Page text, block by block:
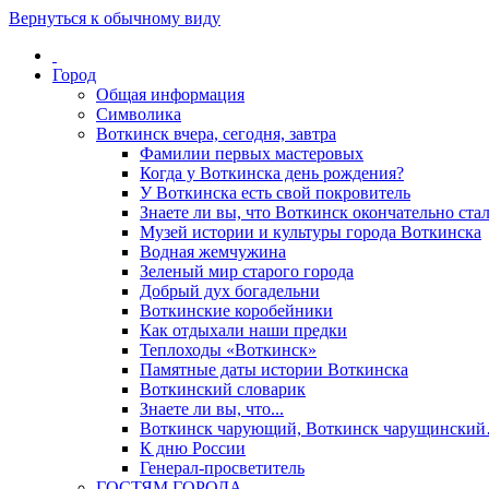
Вернуться к обычному виду
Город
Общая информация
Символика
Воткинск вчера, сегодня, завтра
Фамилии первых мастеровых
Когда у Воткинска день рождения?
У Воткинска есть свой покровитель
Знаете ли вы, что Воткинск окончательно
Музей истории и культуры города Воткинска
Водная жемчужина
Зеленый мир старого города
Добрый дух богадельни
Воткинские коробейники
Как отдыхали наши предки
Теплоходы «Воткинск»
Памятные даты истории Воткинска
Воткинский словарик
Знаете ли вы, что...
Воткинск чарующий, Воткинск
К дню России
Генерал-просветитель